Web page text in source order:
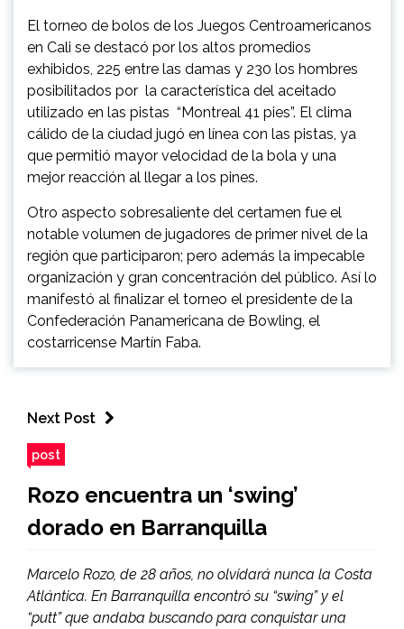
El torneo de bolos de los Juegos Centroamericanos
en Cali se destacó por los altos promedios
exhibidos, 225 entre las damas y 230 los hombres
posibilitados por la característica del aceitado
utilizado en las pistas “Montreal 41 pies”. El clima
cálido de la ciudad jugó en línea con las pistas, ya
que permitió mayor velocidad de la bola y una
mejor reacción al llegar a los pines.
Otro aspecto sobresaliente del certamen fue el
notable volumen de jugadores de primer nivel de la
región que participaron; pero además la impecable
organización y gran concentración del público. Así lo
manifestó al finalizar el torneo el presidente de la
Confederación Panamericana de Bowling, el
costarricense Martín Faba.
Next Post
post
Rozo encuentra un ‘swing’
dorado en Barranquilla
Marcelo Rozo, de 28 años, no olvidará nunca la Costa
Atlántica. En Barranquilla encontró su “swing” y el
“putt” que andaba buscando para conquistar una